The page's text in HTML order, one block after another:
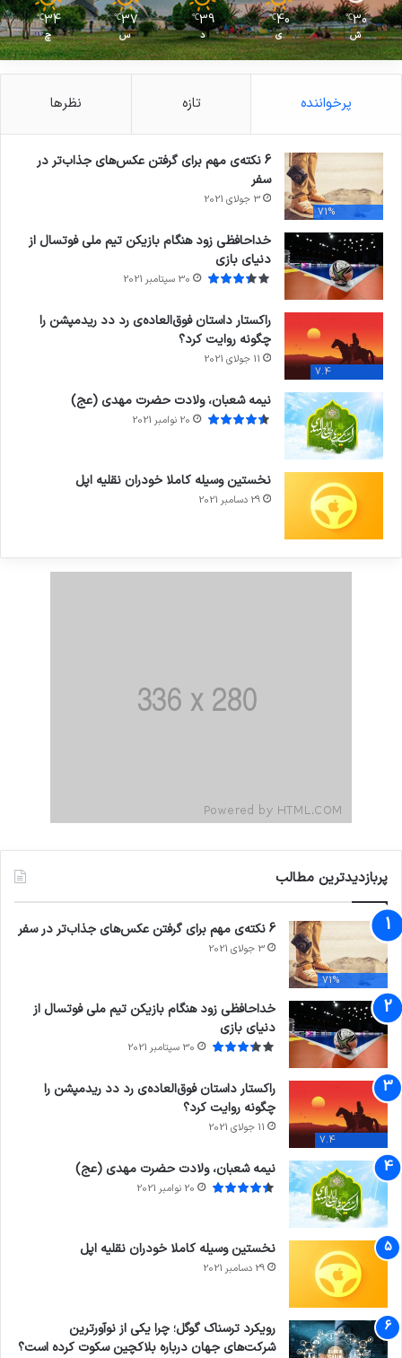
30
℃
ش
40
℃
ی
39
℃
د
37
℃
س
34
℃
چ
پرخواننده تازه نظرها
71%
6 نکته‌ی مهم برای گرفتن عکس‌های جذاب‌تر در
سفر
3 جولای 2021
خداحافظی زود هنگام بازیکن تیم ملی فوتسال از
دنیای بازی
30 سپتامبر 2021
7.4
راکستار داستان فوق‌العاده‌ی رد دد ریدمپشن را
چگونه روایت کرد؟
11 جولای 2021
نیمه شعبان، ولادت حضرت مهدی (عج)
20 نوامبر 2021
نخستین وسیله کاملا خودران نقلیه اپل
29 دسامبر 2021
پربازدیدترین مطالب
71%
6 نکته‌ی مهم برای گرفتن عکس‌های جذاب‌تر در سفر
3 جولای 2021
خداحافظی زود هنگام بازیکن تیم ملی فوتسال از
دنیای بازی
30 سپتامبر 2021
7.4
راکستار داستان فوق‌العاده‌ی رد دد ریدمپشن را
چگونه روایت کرد؟
11 جولای 2021
نیمه شعبان، ولادت حضرت مهدی (عج)
20 نوامبر 2021
نخستین وسیله کاملا خودران نقلیه اپل
29 دسامبر 2021
رویکرد ترسناک گوگل؛ چرا یکی از نوآورترین
شرکت‌های جهان درباره بلاکچین سکوت کرده است؟